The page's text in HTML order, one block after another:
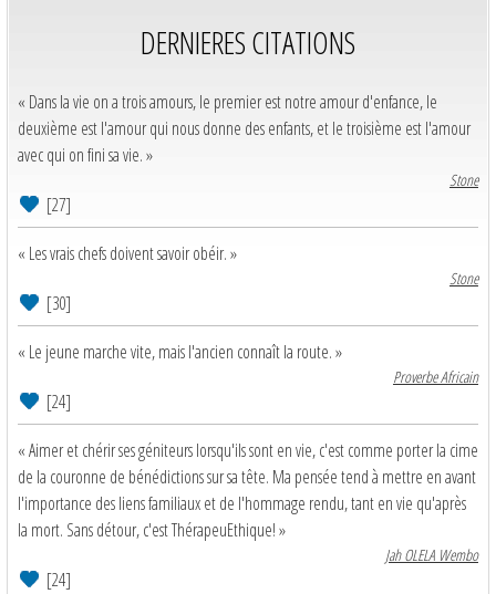
DERNIERES CITATIONS
« Dans la vie on a trois amours, le premier est notre amour d'enfance, le
deuxième est l'amour qui nous donne des enfants, et le troisième est l'amour
avec qui on fini sa vie. »
Stone
[27]
« Les vrais chefs doivent savoir obéir. »
Stone
[30]
« Le jeune marche vite, mais l'ancien connaît la route. »
Proverbe Africain
[24]
« Aimer et chérir ses géniteurs lorsqu'ils sont en vie, c'est comme porter la cime
de la couronne de bénédictions sur sa tête. Ma pensée tend à mettre en avant
l'importance des liens familiaux et de l'hommage rendu, tant en vie qu'après
la mort. Sans détour, c'est ThérapeuEthique! »
Jah OLELA Wembo
[24]